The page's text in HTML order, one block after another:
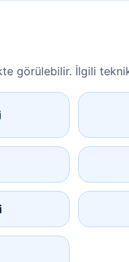
görülebilir. İlgili